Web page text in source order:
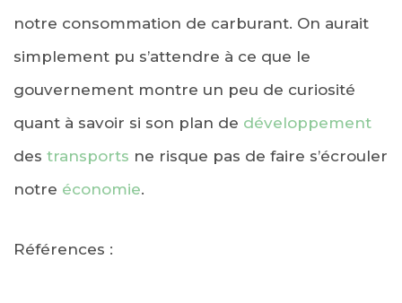
notre consommation de carburant. On aurait
simplement pu s’attendre à ce que le
gouvernement montre un peu de curiosité
quant à savoir si son plan de développement
des transports ne risque pas de faire s’écrouler
notre économie.
Références :